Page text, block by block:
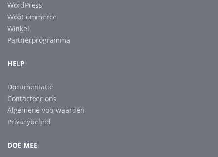
WordPress
WooCommerce
Winkel
Partnerprogramma
HELP
Documentatie
Contacteer ons
Algemene voorwaarden
Privacybeleid
DOE MEE